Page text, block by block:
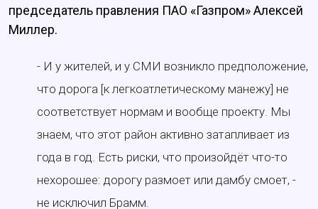
председатель правления ПАО «Газпром» Алексей
Миллер.
- И у жителей, и у СМИ возникло предположение,
что дорога [к легкоатлетическому манежу] не
соответствует нормам и вообще проекту. Мы
знаем, что этот район активно затапливает из
года в год. Есть риски, что произойдёт что-то
нехорошее: дорогу размоет или дамбу смоет, -
не исключил Брамм.